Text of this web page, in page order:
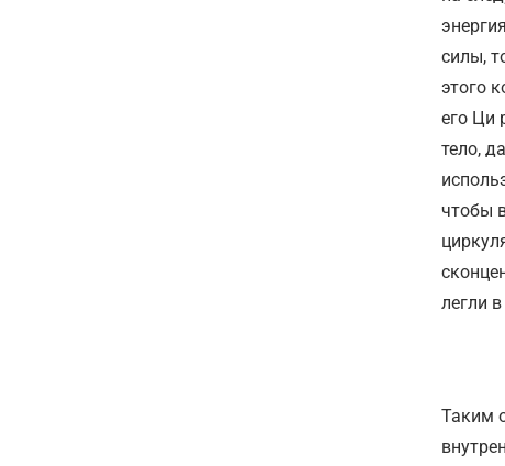
силы,
этого
его Ци
тело,
чтобы
легли
Таким